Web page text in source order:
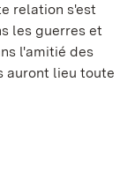
relation s'est
les guerres et
l'amitié des
auront lieu toute